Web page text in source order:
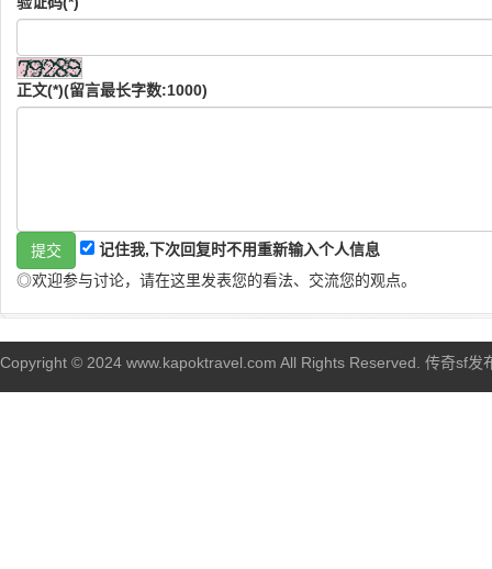
正文(*)(留言最长字数:1000)
记住我,下次回复时不用重新输入个人信息
◎欢迎参与讨论，请在这里发表您的看法、交流您的观点。
Copyright © 2024 www.kapoktravel.com All Rights Reserved. 传奇sf发